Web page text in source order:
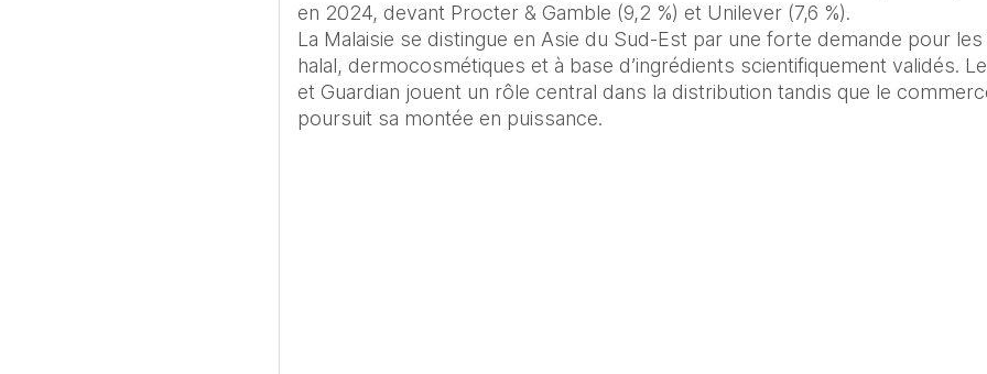
en 2024, devant Procter & Gamble (9,2 %) et Unilever (7,6 %).
La Malaisie se distingue en Asie du Sud-Est par une forte demande pour
halal, dermocosmétiques et à base d’ingrédients scientifiquement validés.
et Guardian jouent un rôle central dans la distribution tandis que le